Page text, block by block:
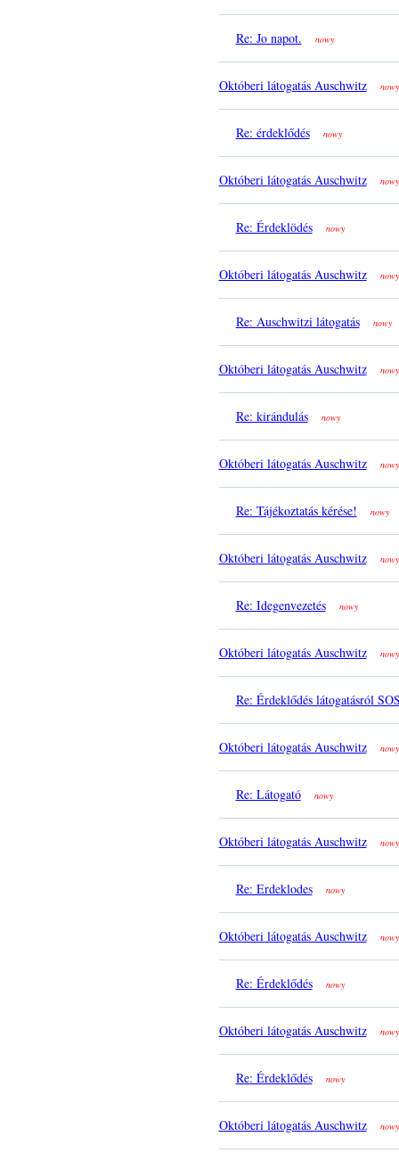
Re: Jo napot. nowy
Októberi látogatás Auschwitz nowy
Re: érdeklődés nowy
Októberi látogatás Auschwitz nowy
Re: Érdeklödés nowy
Októberi látogatás Auschwitz nowy
Re: Auschwitzi látogatás nowy
Októberi látogatás Auschwitz nowy
Re: kirándulás nowy
Októberi látogatás Auschwitz nowy
Re: Tájékoztatás kérése! nowy
Októberi látogatás Auschwitz nowy
Re: Idegenvezetés nowy
Októberi látogatás Auschwitz nowy
Re: Érdeklődés látogatásról
Októberi látogatás Auschwitz nowy
Re: Látogató nowy
Októberi látogatás Auschwitz nowy
Re: Erdeklodes nowy
Októberi látogatás Auschwitz nowy
Re: Érdeklődés nowy
Októberi látogatás Auschwitz nowy
Re: Érdeklődés nowy
Októberi látogatás Auschwitz nowy